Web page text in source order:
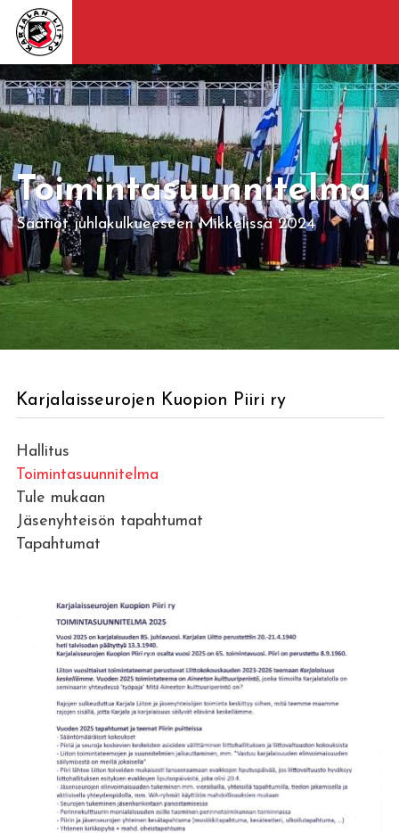
Toimintasuunnitelma
Säätiöt juhlakulkueeseen Mikkelissä 2024
Karjalaisseurojen Kuopion Piiri ry
Hallitus
Toimintasuunnitelma
Tule mukaan
Jäsenyhteisön tapahtumat
Tapahtumat